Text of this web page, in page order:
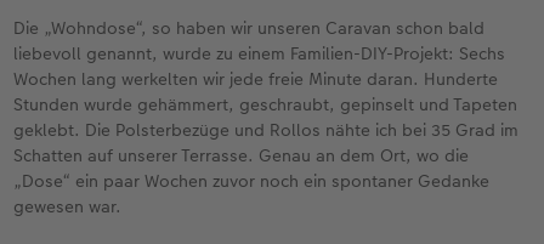
Die „Wohndose“, so haben wir unseren Caravan schon bald
liebevoll genannt, wurde zu einem Familien-DIY-Projekt: Sechs
Wochen lang werkelten wir jede freie Minute daran. Hunderte
Stunden wurde gehämmert, geschraubt, gepinselt und Tapeten
geklebt. Die Polsterbezüge und Rollos nähte ich bei 35 Grad im
Schatten auf unserer Terrasse. Genau an dem Ort, wo die
„Dose“ ein paar Wochen zuvor noch ein spontaner Gedanke
gewesen war.